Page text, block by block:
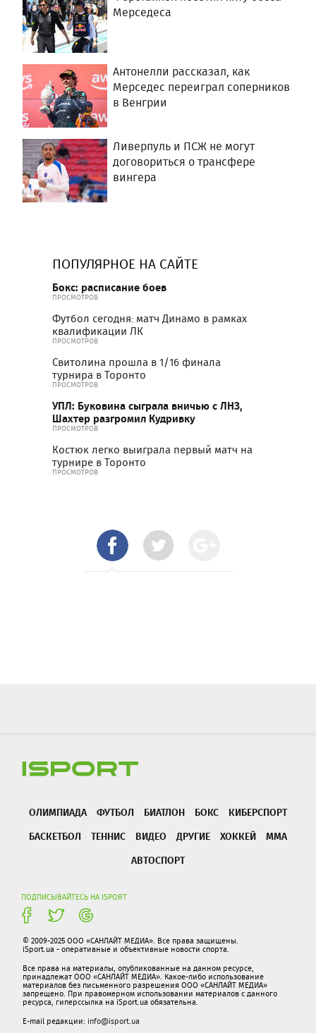
Мерседеса
Антонелли рассказал, как
Мерседес переиграл соперников
в Венгрии
Ливерпуль и ПСЖ не могут
договориться о трансфере
вингера
ПОПУЛЯРНОЕ НА САЙТЕ
Бокс: расписание боев
ПРОСМОТРОВ
Футбол сегодня: матч Динамо в рамках
квалификации ЛК
ПРОСМОТРОВ
Свитолина прошла в 1/16 финала
турнира в Торонто
ПРОСМОТРОВ
УПЛ: Буковина сыграла вничью с ЛНЗ,
Шахтер разгромил Кудривку
ПРОСМОТРОВ
Костюк легко выиграла первый матч на
турнире в Торонто
ПРОСМОТРОВ
ОЛИМПИАДА ФУТБОЛ БИАТЛОН БОКС
КИБЕРСПОРТ
БАСКЕТБОЛ
ТЕННИС ВИДЕО ДРУГИЕ ХОККЕЙ
ММА
АВТОСПОРТ
ПОДПИСЫВАЙТЕСЬ НА ISPORT
© 2009-2025 ООО «САНЛАЙТ МЕДИА». Все права защищены.
iSport.ua - оперативные и объективные новости спорта.
Все права на материалы, опубликованные на данном ресурсе,
принадлежат ООО «САНЛАЙТ МЕДИА». Какое-либо использование
материалов без письменного разрешения ООО «САНЛАЙТ МЕДИА»
запрещено. При правомерном использовании материалов с данного
ресурса, гиперссылка на iSport.ua обязательна.
E-mail редакции: info@isport.ua